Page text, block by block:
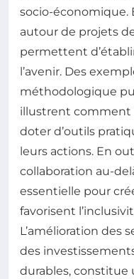
socio-économique.
autour de projets
permettent
l’avenir. Des
méthodologique
illustrent comment
doter d’outils
leurs actions. En
collaboration au-
essentielle pour
favorisent
L’amélioration des
des
durables, constitue